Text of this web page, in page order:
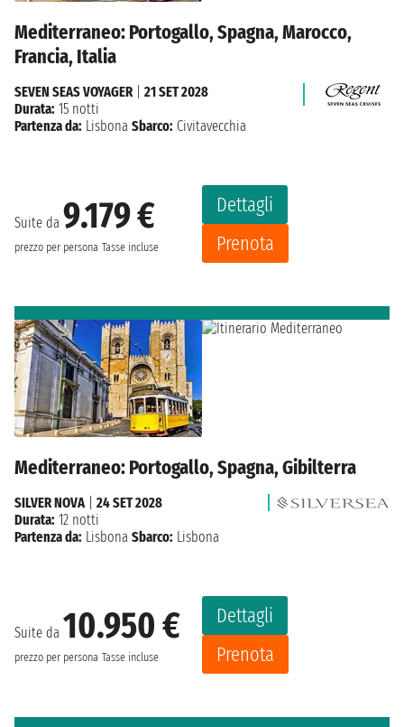
Mediterraneo: Portogallo, Spagna, Marocco,
Francia, Italia
Suite da 9.179 €
prezzo per persona Tasse incluse
Dettagli
Prenota
SEVEN SEAS VOYAGER| 21 SET 2028
Durata: 15 notti
Partenza da: Lisbona Sbarco: Civitavecchia
Mediterraneo: Portogallo, Spagna, Gibilterra
Suite da 10.950 €
prezzo per persona Tasse incluse
Dettagli
Prenota
SILVER NOVA
24 SET 2028
Durata: 12 notti
Partenza da: Lisbona Sbarco: Lisbona